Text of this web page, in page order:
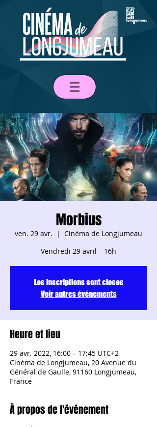
Morbius
ven. 29 avr.
  |
Cinéma de Longjumeau
Vendredi 29 avril – 16h
Les inscriptions sont closes
Voir autres événements
Heure et lieu
29 avr. 2022, 16:00 – 17:45 UTC+2
Cinéma de Longjumeau, 20 Avenue du
Général de Gaulle, 91160 Longjumeau,
France
À propos de l'événement